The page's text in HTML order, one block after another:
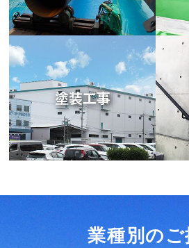
塗装工事
業種別のご